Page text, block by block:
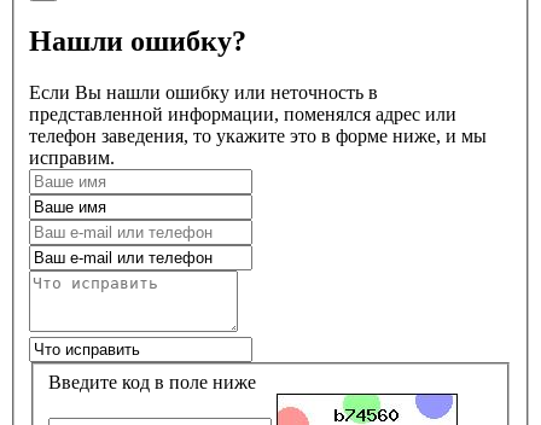
Нашли ошибку?
Если Вы нашли ошибку или неточность в
представленной информации, поменялся адрес или
телефон заведения, то укажите это в форме ниже, и мы
исправим.
Введите код в поле ниже